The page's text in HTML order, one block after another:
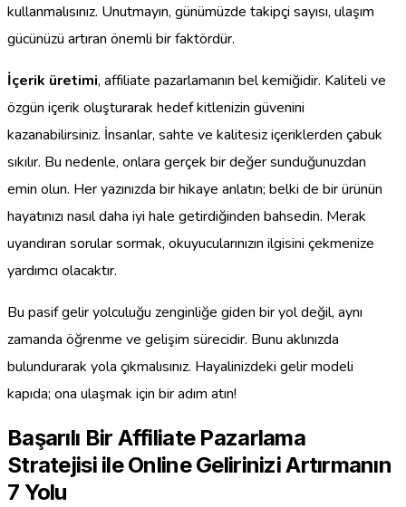
kullanmalısınız. Unutmayın, günümüzde takipçi sayısı, ulaşım
gücünüzü artıran önemli bir faktördür.
İçerik üretimi, affiliate pazarlamanın bel kemiğidir. Kaliteli ve
özgün içerik oluşturarak hedef kitlenizin güvenini
kazanabilirsiniz. İnsanlar, sahte ve kalitesiz içeriklerden çabuk
sıkılır. Bu nedenle, onlara gerçek bir değer sunduğunuzdan
emin olun. Her yazınızda bir hikaye anlatın; belki de bir ürünün
hayatınızı nasıl daha iyi hale getirdiğinden bahsedin. Merak
uyandıran sorular sormak, okuyucularınızın ilgisini çekmenize
yardımcı olacaktır.
Bu pasif gelir yolculuğu zenginliğe giden bir yol değil, aynı
zamanda öğrenme ve gelişim sürecidir. Bunu aklınızda
bulundurarak yola çıkmalısınız. Hayalinizdeki gelir modeli
kapıda; ona ulaşmak için bir adım atın!
Başarılı Bir Affiliate Pazarlama
Stratejisi ile Online Gelirinizi Artırmanın
7 Yolu